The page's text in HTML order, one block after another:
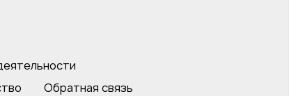
Обратная связь